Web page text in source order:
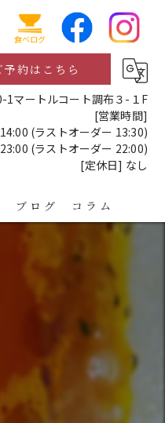
食べログ
予約はこちら
1マートルコート調布３-１F
[営業時間]
(ラストオーダー 13:30)
(ラストオーダー 22:00)
[定休日] なし
ブログ コラム